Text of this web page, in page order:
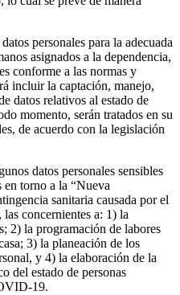
personales para la adecuada
asignados a la dependencia,
conforme a las normas y
incluir la captación, manejo,
datos relativos al estado de
momento, serán tratados en su
de acuerdo con la legislación
datos personales sensibles
en torno a la “Nueva
sanitaria causada por el
concernientes a: 1) la
2) la programación de labores
3) la planeación de los
y 4) la elaboración de la
del estado de personas
19.